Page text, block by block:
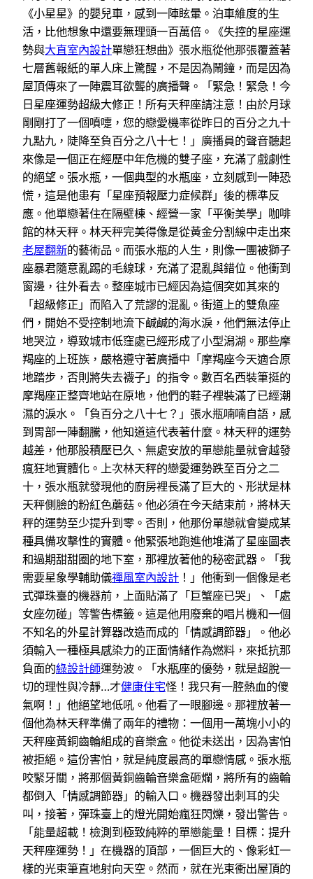
《小星星》的嬰兒車，感到一陣眩暈。泊車維度的生
活，比他想象中還要無理頭一百萬倍。《失控的星座運
勢與大直室內設計單戀狂想曲》張水瓶從他那張覆蓋著
七層舊報紙的單人床上驚醒，不是因為鬧鐘，而是因為
屋頂傳來了一陣震耳欲聾的廣播聲。「緊急！緊急！今
日星座運勢超級大修正！所有天秤座請注意！由於月球
剛剛打了一個噴嚏，您的戀愛機率從昨日的百分之九十
九點九，陡降至負百分之八十七！」廣播員的聲音聽起
來像是一個正在經歷中年危機的雙子座，充滿了戲劇性
的絕望。張水瓶，一個典型的水瓶座，立刻感到一陣恐
慌，這是他患有「星座預報壓力症候群」後的標準反
應。他單戀著住在隔壁棟、經營一家「平衡美學」咖啡
館的林天秤。林天秤完美得像是從黃金分割線中走出來
老屋翻新的藝術品。而張水瓶的人生，則像一團被獅子
座暴君隨意亂踢的毛線球，充滿了混亂與錯位。他衝到
窗邊，往外看去。整座城市已經因為這個突如其來的
「超級修正」而陷入了荒謬的混亂。街道上的雙魚座
們，開始不受控制地流下鹹鹹的海水淚，他們無法停止
地哭泣，導致城市低窪處已經形成了小型潟湖。那些摩
羯座的上班族，嚴格遵守著廣播中「摩羯座今天適合原
地踏步，否則將失去襪子」的指令。數百名西裝筆挺的
摩羯座正整齊地站在原地，他們的鞋子裡裝滿了已經潮
濕的淚水。「負百分之八十七？」張水瓶喃喃自語，感
到胃部一陣翻騰，他知道這代表著什麼。林天秤的運勢
越差，他那股積壓已久、無處安放的單戀能量就會越發
瘋狂地實體化。上次林天秤的戀愛運勢跌至百分之二
十，張水瓶就發現他的廚房裡長滿了巨大的、形狀是林
天秤側臉的粉紅色蘑菇。他必須在今天結束前，將林天
秤的運勢至少提升到零。否則，他那份單戀就會變成某
種具備攻擊性的實體。他緊張地跑進他堆滿了星座圖表
和過期甜甜圈的地下室，那裡放著他的秘密武器。「我
需要星象學輔助儀禪風室內設計 ！」他衝到一個像是老
式彈珠臺的機器前，上面貼滿了「巨蟹座已哭」、「處
女座勿碰」等警告標籤。這是他用廢棄的唱片機和一個
不知名的外星計算器改造而成的「情感調節器」。他必
須輸入一種極具感染力的正面情緒作為燃料，來抵抗那
負面的綠設計師運勢波。「水瓶座的優勢，就是超脫一
切的理性與冷靜…才健康住宅怪！我只有一腔熱血的傻
氣啊！」他絕望地低吼。他看了一眼腳邊。那裡放著一
個他為林天秤準備了兩年的禮物：一個用一萬塊小小的
天秤座黃銅齒輪組成的音樂盒。他從未送出，因為害怕
被拒絕。這份害怕，就是純度最高的單戀情感。張水瓶
咬緊牙關，將那個黃銅齒輪音樂盒砸爛，將所有的齒輪
都倒入「情感調節器」的輸入口。機器發出刺耳的尖
叫，接著，彈珠臺上的燈光開始瘋狂閃爍，發出警告。
「能量超載！檢測到極致純粹的單戀能量！目標：提升
天秤座運勢！」在機器的頂部，一個巨大的、像彩虹一
樣的光束筆直地射向天空。然而，就在光束衝出屋頂的